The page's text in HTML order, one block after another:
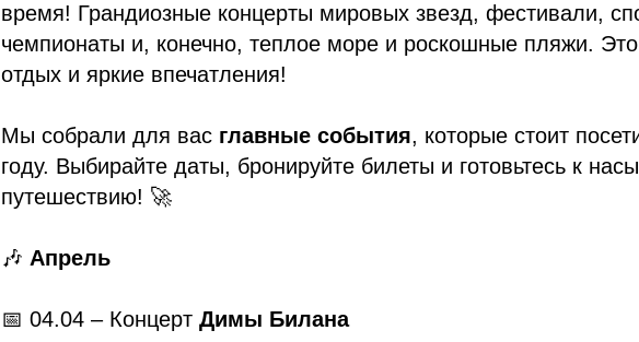
время! Грандиозные концерты мировых звезд, фестивали,
чемпионаты и, конечно, теплое море и роскошные пляжи.
отдых и яркие впечатления!
Мы собрали для вас главные события, которые стоит
году. Выбирайте даты, бронируйте билеты и готовьтесь к
путешествию! 🚀
🎶 Апрель
📅 04.04 – Концерт Димы Билана